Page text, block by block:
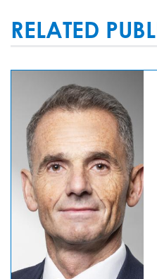
RELATED